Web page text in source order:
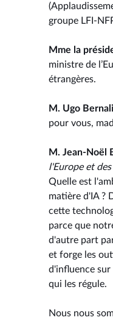
groupe LFI-
Mme la
ministre de
étrangères.
M. Ugo
pour vous,
M. Jean-Noël
l'Europe et
Quelle est
matière d'IA ?
cette
parce que
d'autre part
et forge les
d'influence
qui les régule.
Nous nous